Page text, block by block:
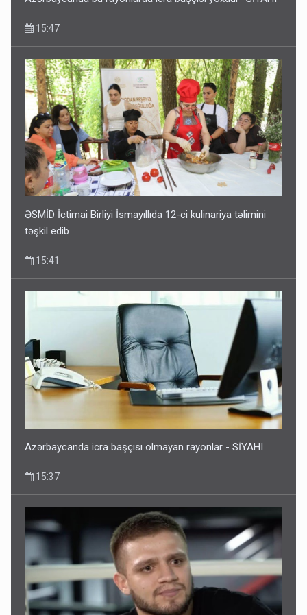
15:47
ƏSMİD İctimai Birliyi İsmayıllıda 12-ci kulinariya təlimini
təşkil edib
15:41
Azərbaycanda icra başçısı olmayan rayonlar - SİYAHI
15:37